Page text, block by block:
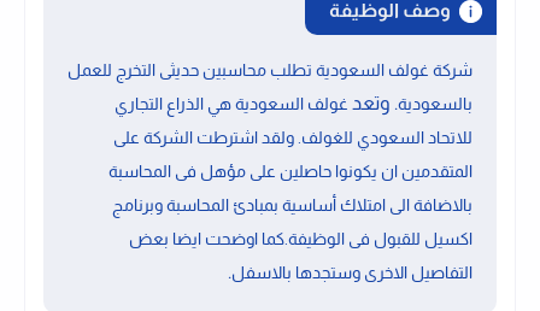
وصف الوظيفة
شركة غولف السعودية تطلب محاسبين حديثى التخرج للعمل
بالسعودية. وتعد غولف السعودية هي الذراع التجاري
للاتحاد السعودي للغولف. ولقد اشترطت الشركة على
المتقدمين ان يكونوا حاصلين على مؤهل فى المحاسبة
بالاضافة الى امتلاك أساسية بمبادئ المحاسبة وبرنامج
اكسيل للقبول فى الوظيفة.كما اوضحت ايضا بعض
التفاصيل الاخرى وستجدها بالاسفل.